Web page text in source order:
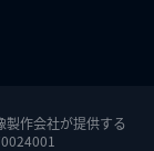
製作会社が提供する